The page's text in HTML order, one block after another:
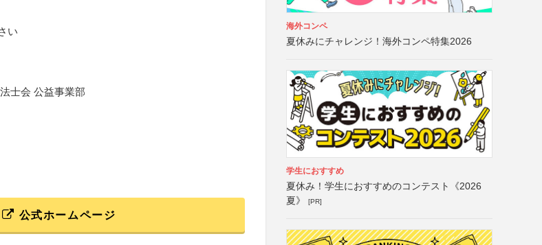
い
士会 公益事業部
公式ホームページ
海外コンペ
夏休みにチャレンジ！海外コンペ特集2026
学生におすすめ
夏休み！学生におすすめのコンテスト《2026
夏》
[PR]